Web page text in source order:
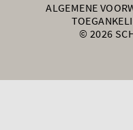
ALGEMENE
© 2026